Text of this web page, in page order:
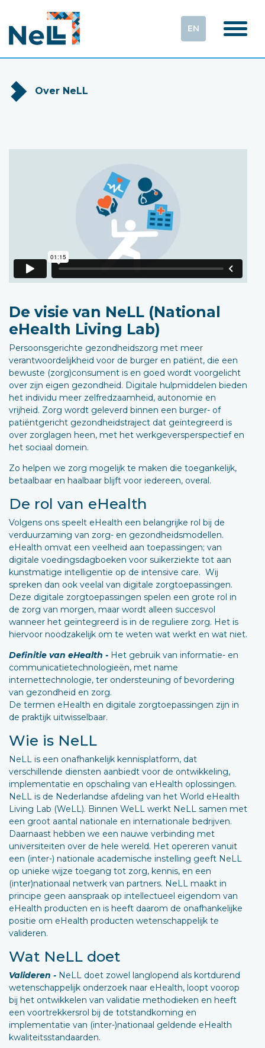
EN
Over NeLL
De visie van NeLL (National
eHealth Living Lab)
Persoonsgerichte gezondheidszorg met meer
verantwoordelijkheid voor de burger en patiënt, die een
bewuste (zorg)consument is en goed wordt voorgelicht
over zijn eigen gezondheid. Digitale hulpmiddelen bieden
het individu meer zelfredzaamheid, autonomie en
vrijheid. Zorg wordt geleverd binnen een burger- of
patiëntgericht gezondheidstraject dat geïntegreerd is
over zorglagen heen, met het werkgeversperspectief en
het sociaal domein.
Zo helpen we zorg mogelijk te maken die toegankelijk,
betaalbaar en haalbaar blijft voor iedereen, overal.
De rol van eHealth
Volgens ons speelt eHealth een belangrijke rol bij de
verduurzaming van zorg- en gezondheidsmodellen.
eHealth omvat een veelheid aan toepassingen; van
digitale voedingsdagboeken voor suikerziekte tot aan
kunstmatige intelligentie op de intensive care. Wij
spreken dan ook veelal van digitale zorgtoepassingen.
Deze digitale zorgtoepassingen spelen een grote rol in
de zorg van morgen, maar wordt alleen succesvol
wanneer het geïntegreerd is in de reguliere zorg. Het is
hiervoor noodzakelijk om te weten wat werkt en wat niet.
Definitie van eHealth - Het gebruik van informatie- en
communicatietechnologieën, met name
internettechnologie, ter ondersteuning of bevordering
van gezondheid en zorg.
De termen eHealth en digitale zorgtoepassingen zijn in
de praktijk uitwisselbaar.
Wie is NeLL
NeLL is een onafhankelijk kennisplatform, dat
verschillende diensten aanbiedt voor de ontwikkeling,
implementatie en opschaling van eHealth oplossingen.
NeLL is de Nederlandse afdeling van het World eHealth
Living Lab (WeLL). Binnen WeLL werkt NeLL samen met
een groot aantal nationale en internationale bedrijven.
Daarnaast hebben we een nauwe verbinding met
universiteiten over de hele wereld. Het opereren vanuit
een (inter-) nationale academische instelling geeft NeLL
op unieke wijze toegang tot zorg, kennis, en een
(inter)nationaal netwerk van partners. NeLL maakt in
principe geen aanspraak op intellectueel eigendom van
eHealth producten en is heeft daarom de onafhankelijke
positie om eHealth producten wetenschappelijk te
valideren.
Wat NeLL doet
Valideren - NeLL doet zowel langlopend als kortdurend
wetenschappelijk onderzoek naar eHealth, loopt voorop
bij het ontwikkelen van validatie methodieken en heeft
een voortrekkersrol bij de totstandkoming en
implementatie van (inter-)nationaal geldende eHealth
kwaliteitsstandaarden.